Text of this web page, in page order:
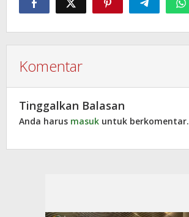
Komentar
Tinggalkan Balasan
Anda harus masuk untuk berkomentar.